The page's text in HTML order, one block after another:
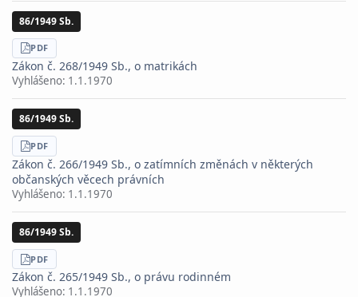
86/1949 Sb.
STÁHNOUT
PDF
Zákon č. 268/1949 Sb., o matrikách
Vyhlášeno: 1.1.1970
86/1949 Sb.
STÁHNOUT
PDF
Zákon č. 266/1949 Sb., o zatímních změnách v některých
občanských věcech právních
Vyhlášeno: 1.1.1970
86/1949 Sb.
STÁHNOUT
PDF
Zákon č. 265/1949 Sb., o právu rodinném
Vyhlášeno: 1.1.1970